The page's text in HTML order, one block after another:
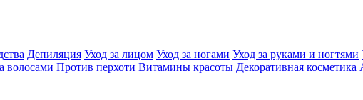
Депиляция Уход за лицом Уход за ногами Уход за руками и ногтями
волосами Против перхоти Витамины красоты Декоративная косметика